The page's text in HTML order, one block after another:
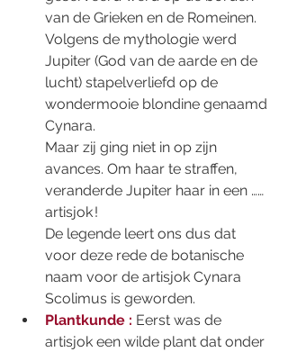
van de Grieken en de Romeinen.
Volgens de mythologie werd
Jupiter (God van de aarde en de
lucht) stapelverliefd op de
wondermooie blondine genaamd
Cynara.
Maar zij ging niet in op zijn
avances. Om haar te straffen,
veranderde Jupiter haar in een ……
artisjok !
De legende leert ons dus dat
voor deze rede de botanische
naam voor de artisjok Cynara
Scolimus is geworden.
Plantkunde : Eerst was de
artisjok een wilde plant dat onder